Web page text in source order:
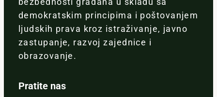
demokratskim principima i poštovanjem
ljudskih prava kroz istraživanje, javno
zastupanje, razvoj zajednice i
obrazovanje.
Pratite nas